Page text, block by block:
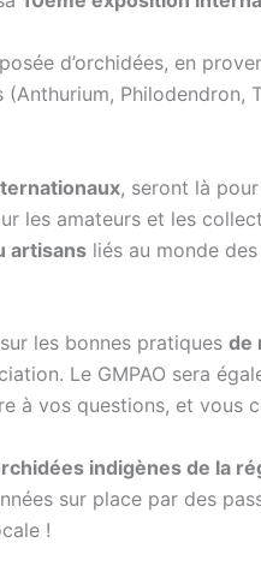
d’orchidées, en
Philodendron,
, seront là
les amateurs et les
artisans liés au monde
sur les bonnes pratiques de
Le GMPAO sera
à vos questions, et vous
indigènes de la
sur place par des
!